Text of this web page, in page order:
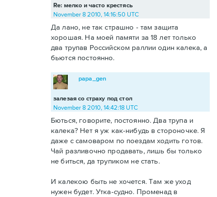
Re: мелко и часто крестясь
November 8 2010, 14:16:50 UTC
Да лано, не так страшно - там защита
хорошая. На моей памяти за 18 лет только
два трупав Российском раллии один калека, а
бьются постоянно.
залезая со страху под стол
papa_gen
November 8 2010, 14:42:18 UTC
Бються, говорите, постоянно. Два трупа и
калека? Нет я уж как-нибудь в стороночке. Я
даже с самоваром по поездам ходить готов.
Чай разливочно продавать, лишь бы только
не биться, да трупиком не стать.
И калекою быть не хочется. Там же уход
нужен будет. Утка-судно. Променад в